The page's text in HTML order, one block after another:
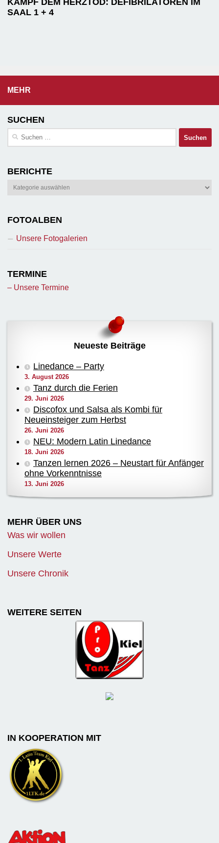
KAMPF DEM HERZTOD: DEFIBRILATOREN IM
SAAL 1 + 4
MEHR
SUCHEN
Suchen
BERICHTE
Berichte
FOTOALBEN
Unsere Fotogalerien
TERMINE
– Unsere Termine
Neueste Beiträge
Linedance – Party
3. August 2026
Tanz durch die Ferien
29. Juni 2026
Discofox und Salsa als Kombi für
Neueinsteiger zum Herbst
26. Juni 2026
NEU: Modern Latin Linedance
18. Juni 2026
Tanzen lernen 2026 – Neustart für Anfänger
ohne Vorkenntnisse
13. Juni 2026
MEHR ÜBER UNS
Was wir wollen
Unsere Werte
Unsere Chronik
WEITERE SEITEN
IN KOOPERATION MIT